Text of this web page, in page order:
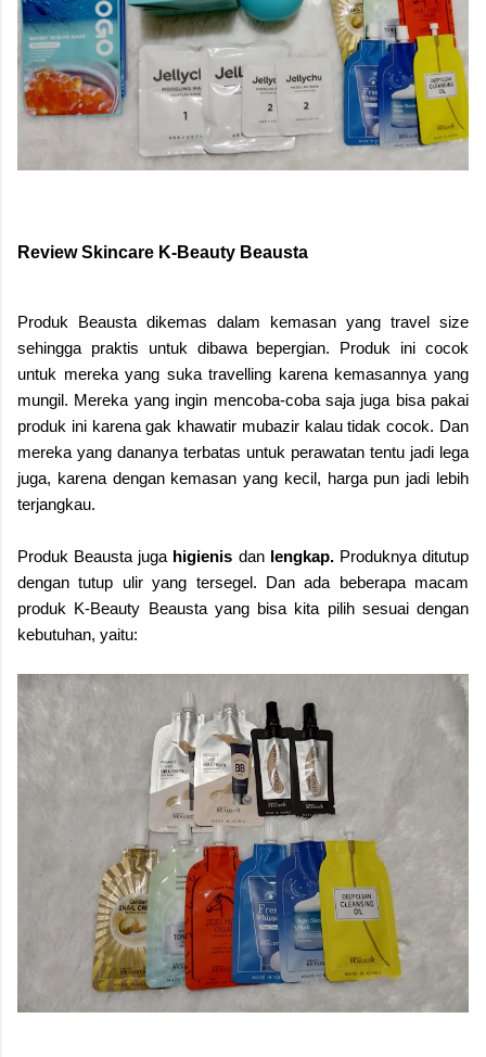
Review Skincare K-Beauty Beausta
Produk Beausta dikemas dalam kemasan yang travel size
sehingga praktis untuk dibawa bepergian. Produk ini cocok
untuk mereka yang suka travelling karena kemasannya yang
mungil. Mereka yang ingin mencoba-coba saja juga bisa pakai
produk ini karena gak khawatir mubazir kalau tidak cocok. Dan
mereka yang dananya terbatas untuk perawatan tentu jadi lega
juga, karena dengan kemasan yang kecil, harga pun jadi lebih
terjangkau.
Produk Beausta juga higienis dan lengkap. Produknya ditutup
dengan tutup ulir yang tersegel. Dan ada beberapa macam
produk K-Beauty Beausta yang bisa kita pilih sesuai dengan
kebutuhan, yaitu: